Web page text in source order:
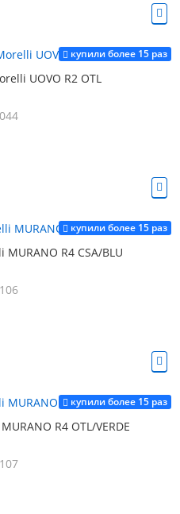
купили более 15 раз
UOVO R2 OTL
купили более 15 раз
R4 CSA/BLU
купили более 15 раз
R4 OTL/VERDE